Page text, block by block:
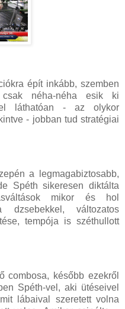
épít inkább, szemben
néha-néha esik ki
láthatóan - az olykor
- jobban tud stratégiai
a legmagabiztosabb,
Spéth sikeresen diktálta
mikor és hol
dzsebekkel, változatos
tempója is széthullott
később ezekről
Spéth-vel, aki ütéseivel
lábaival szeretett volna